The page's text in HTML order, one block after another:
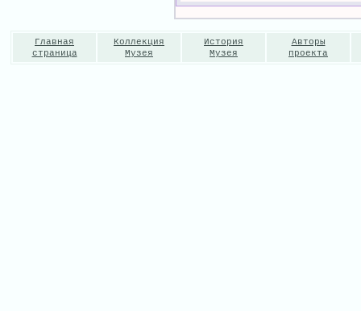
Главная
страница
Коллекция
Музея
История
Музея
Авторы
проекта